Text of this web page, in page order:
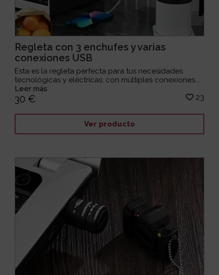
Regleta con 3 enchufes y varias
conexiones USB
Esta es la regleta perfecta para tus necesidades
tecnológicas y eléctricas: con múltiples conexiones...
Leer más
30 € 23
Ver producto